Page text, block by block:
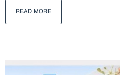
READ MORE